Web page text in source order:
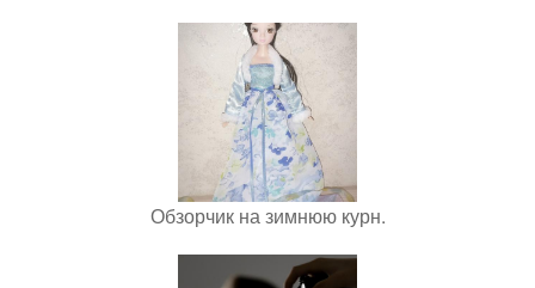
Обзорчик на зимнюю курн.